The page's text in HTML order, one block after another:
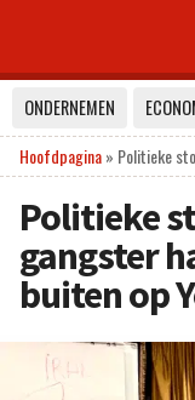
ONDERNEMEN
Hoofdpagina» Politieke
Politieke
gangster
buiten op